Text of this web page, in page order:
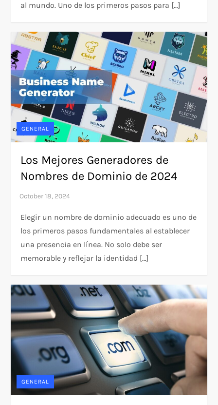
al mundo. Uno de los primeros pasos para […]
GENERAL
Los Mejores Generadores de
Nombres de Dominio de 2024
Elegir un nombre de dominio adecuado es uno de
los primeros pasos fundamentales al establecer
una presencia en línea. No solo debe ser
memorable y reflejar la identidad […]
GENERAL